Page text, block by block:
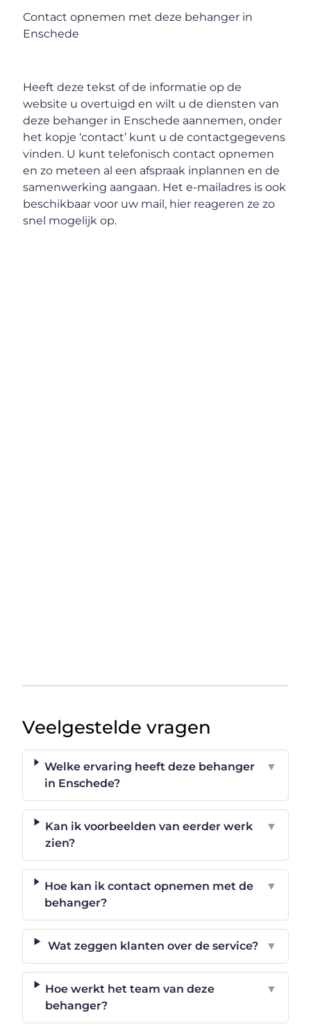
Contact opnemen met deze behanger in
Enschede
Heeft deze tekst of de informatie op de
website u overtuigd en wilt u de diensten van
deze behanger in Enschede aannemen, onder
het kopje ‘contact’ kunt u de contactgegevens
vinden. U kunt telefonisch contact opnemen
en zo meteen al een afspraak inplannen en de
samenwerking aangaan. Het e-mailadres is ook
beschikbaar voor uw mail, hier reageren ze zo
snel mogelijk op.
Veelgestelde vragen
Welke ervaring heeft deze behanger
in Enschede?
▼
Kan ik voorbeelden van eerder werk
zien?
▼
Hoe kan ik contact opnemen met de
behanger?
▼
Wat zeggen klanten over de service? ▼
Hoe werkt het team van deze
behanger?
▼